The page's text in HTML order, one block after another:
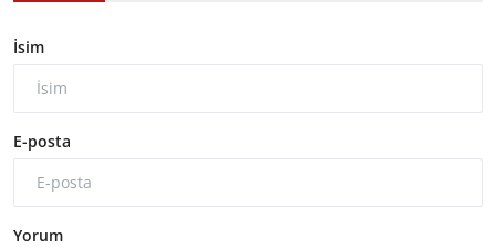
İsim
E-posta
Yorum